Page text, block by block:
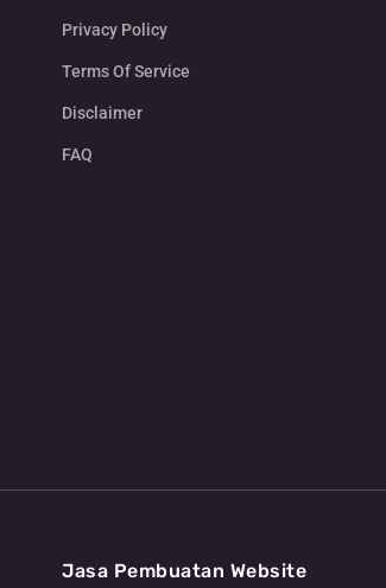
Privacy Policy
Terms Of Service
Disclaimer
FAQ
Jasa Pembuatan Website